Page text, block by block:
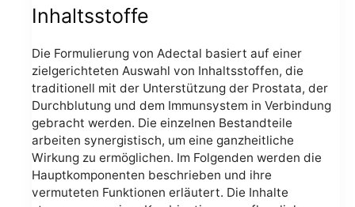
Inhaltsstoffe
Die Formulierung von Adectal basiert auf einer
zielgerichteten Auswahl von Inhaltsstoffen, die
traditionell mit der Unterstützung der Prostata, der
Durchblutung und dem Immunsystem in Verbindung
gebracht werden. Die einzelnen Bestandteile
arbeiten synergistisch, um eine ganzheitliche
Wirkung zu ermöglichen. Im Folgenden werden die
Hauptkomponenten beschrieben und ihre
vermuteten Funktionen erläutert. Die Inhalte